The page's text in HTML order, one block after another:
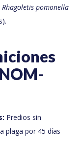
Rhagoletis pomonella
Predios sin
plaga por 45 días